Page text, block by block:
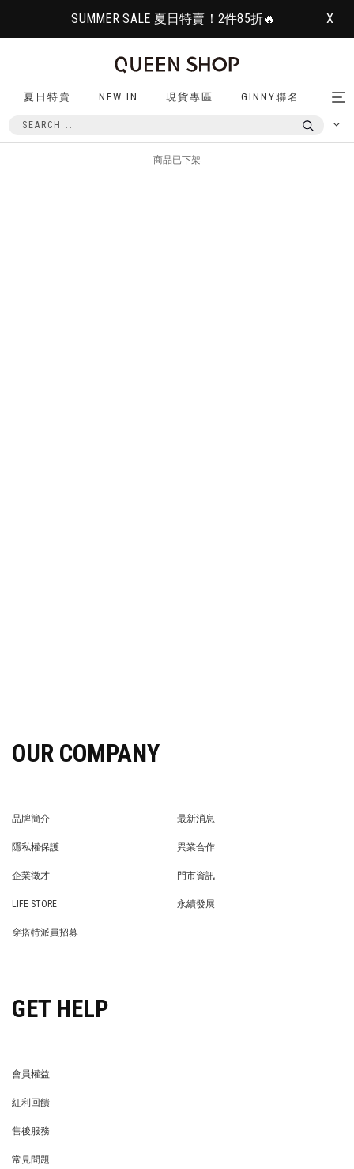
SUMMER SALE 夏日特賣！2件85折🔥 X
夏日特賣 NEW IN 現貨專區 GINNY聯名
商品已下架
OUR COMPANY
品牌簡介
最新消息
隱私權保護
異業合作
企業徵才
門市資訊
LIFE STORE
永續發展
穿搭特派員招募
GET HELP
會員權益
紅利回饋
售後服務
常見問題